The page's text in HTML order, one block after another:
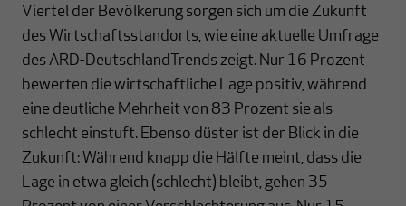
Viertel der Bevölkerung sorgen sich um die Zukunft
des Wirtschaftsstandorts, wie eine aktuelle Umfrage
des ARD-DeutschlandTrends zeigt. Nur 16 Prozent
bewerten die wirtschaftliche Lage positiv, während
eine deutliche Mehrheit von 83 Prozent sie als
schlecht einstuft. Ebenso düster ist der Blick in die
Zukunft: Während knapp die Hälfte meint, dass die
Lage in etwa gleich (schlecht) bleibt, gehen 35